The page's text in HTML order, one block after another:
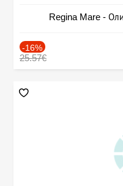
Regina Mare -
-16%
25.57€